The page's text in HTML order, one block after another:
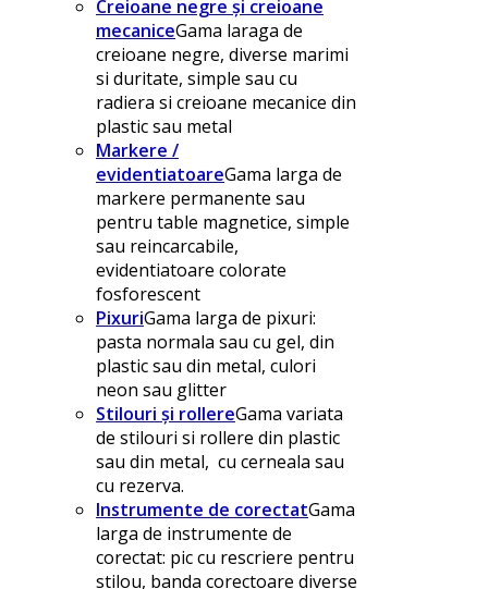
Creioane negre și creioane
mecaniceGama laraga de
creioane negre, diverse marimi
si duritate, simple sau cu
radiera si creioane mecanice din
plastic sau metal
Markere /
evidentiatoareGama larga de
markere permanente sau
pentru table magnetice, simple
sau reincarcabile,
evidentiatoare colorate
fosforescent
PixuriGama larga de pixuri:
pasta normala sau cu gel, din
plastic sau din metal, culori
neon sau glitter
Stilouri și rollereGama variata
de stilouri si rollere din plastic
sau din metal, cu cerneala sau
cu rezerva.
Instrumente de corectatGama
larga de instrumente de
corectat: pic cu rescriere pentru
stilou, banda corectoare diverse